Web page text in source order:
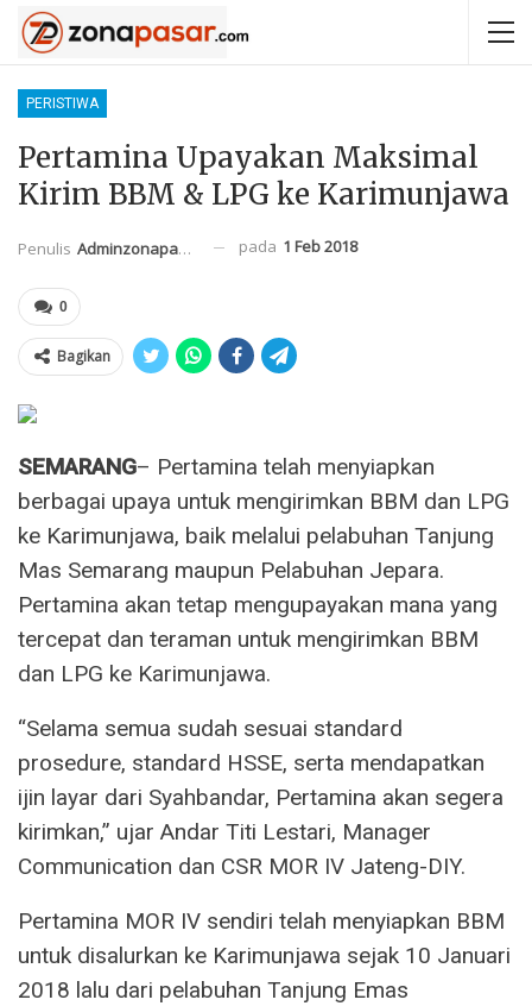
PERISTIWA
Pertamina Upayakan Maksimal
Kirim BBM & LPG ke Karimunjawa
Penulis Adminzonapasar pada 1 Feb 2018
0
Bagikan
SEMARANG– Pertamina telah menyiapkan
berbagai upaya untuk mengirimkan BBM dan LPG
ke Karimunjawa, baik melalui pelabuhan Tanjung
Mas Semarang maupun Pelabuhan Jepara.
Pertamina akan tetap mengupayakan mana yang
tercepat dan teraman untuk mengirimkan BBM
dan LPG ke Karimunjawa.
“Selama semua sudah sesuai standard
prosedure, standard HSSE, serta mendapatkan
ijin layar dari Syahbandar, Pertamina akan segera
kirimkan,” ujar Andar Titi Lestari, Manager
Communication dan CSR MOR IV Jateng-DIY.
Pertamina MOR IV sendiri telah menyiapkan BBM
untuk disalurkan ke Karimunjawa sejak 10 Januari
2018 lalu dari pelabuhan Tanjung Emas